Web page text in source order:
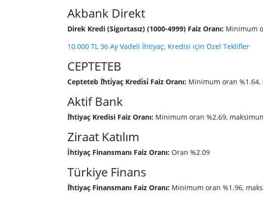
Akbank Direkt
Direk Kredi (Sigortasız) (1000-4999) Faiz Oranı: Minimum
10.000 TL 36 Ay Vadeli İhtiyaç; Kredisi için Özel Teklifler
CEPTETEB
Cepteteb İ̇hti̇yaç Kredi̇si̇ Faiz Oranı: Minimum oran
Aktif Bank
İ̇htiyaç Kredisi Faiz Oranı: Minimum oran %2.69,
Ziraat Katılım
İhtiyaç Finansmanı Faiz Oranı: Oran %2.09
Türkiye Finans
İ̇htiyaç Finansmanı Faiz Oranı: Minimum oran %1.96,